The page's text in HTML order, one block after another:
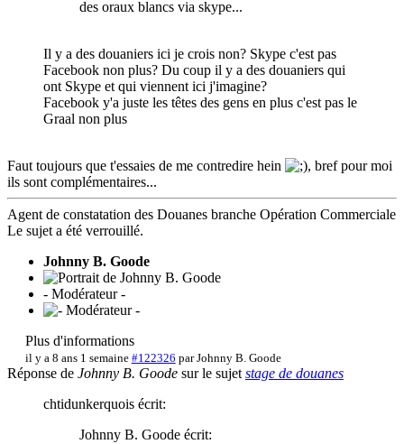
des oraux blancs via skype...
Il y a des douaniers ici je crois non? Skype c'est pas
Facebook non plus? Du coup il y a des douaniers qui
ont Skype et qui viennent ici j'imagine?
Facebook y'a juste les têtes des gens en plus c'est pas le
Graal non plus
Faut toujours que t'essaies de me contredire hein
, bref pour moi
ils sont complémentaires...
Agent de constatation des Douanes branche Opération Commerciale
Le sujet a été verrouillé.
Johnny B. Goode
- Modérateur -
Plus d'informations
il y a 8 ans 1 semaine #122326 parJohnny B. Goode
Réponse de Johnny B. Goode sur le sujet stage de douanes
chtidunkerquois écrit:
Johnny B. Goode écrit: